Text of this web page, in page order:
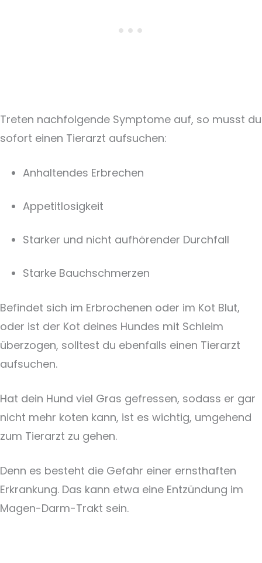
Treten nachfolgende Symptome auf, so musst du
sofort einen Tierarzt aufsuchen:
Anhaltendes Erbrechen
Appetitlosigkeit
Starker und nicht aufhörender Durchfall
Starke Bauchschmerzen
Befindet sich im Erbrochenen oder im Kot Blut,
oder ist der Kot deines Hundes mit Schleim
überzogen, solltest du ebenfalls einen Tierarzt
aufsuchen.
Hat dein Hund viel Gras gefressen, sodass er gar
nicht mehr koten kann, ist es wichtig, umgehend
zum Tierarzt zu gehen.
Denn es besteht die Gefahr einer ernsthaften
Erkrankung. Das kann etwa eine Entzündung im
Magen-Darm-Trakt sein.